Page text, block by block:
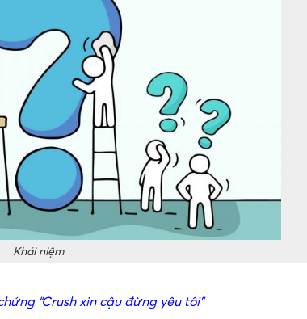
Khái niệm
“Crush xin cậu đừng yêu tôi”